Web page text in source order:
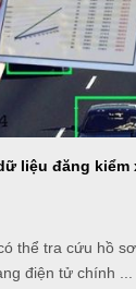
liệu đăng kiểm
thể tra cứu hồ
điện tử chính ...